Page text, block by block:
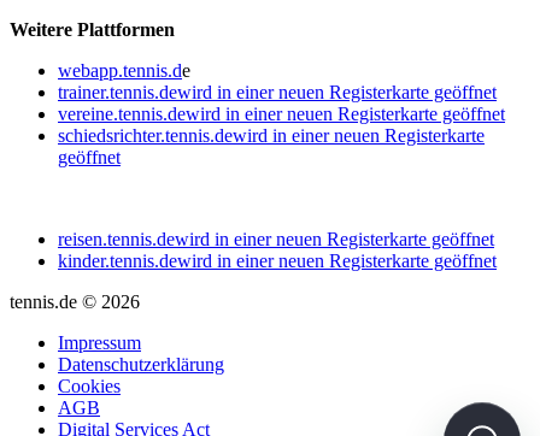
Weitere Plattformen
webapp.tennis.de
trainer.tennis.dewird in einer neuen Registerkarte geöffnet
vereine.tennis.dewird in einer neuen Registerkarte geöffnet
schiedsrichter.tennis.dewird in einer neuen Registerkarte
geöffnet
reisen.tennis.dewird in einer neuen Registerkarte geöffnet
kinder.tennis.dewird in einer neuen Registerkarte geöffnet
tennis.de © 2026
Impressum
Datenschutzerklärung
Cookies
AGB
Digital Services Act